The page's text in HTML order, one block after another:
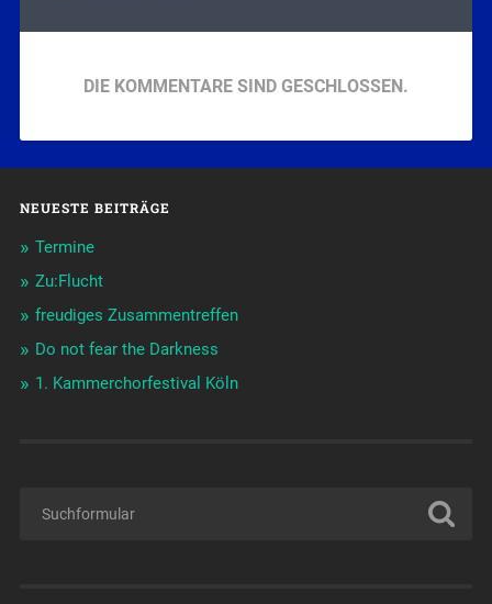
DIE KOMMENTARE SIND GESCHLOSSEN.
NEUESTE BEITRÄGE
Termine
Zu:Flucht
freudiges Zusammentreffen
Do not fear the Darkness
1. Kammerchorfestival Köln